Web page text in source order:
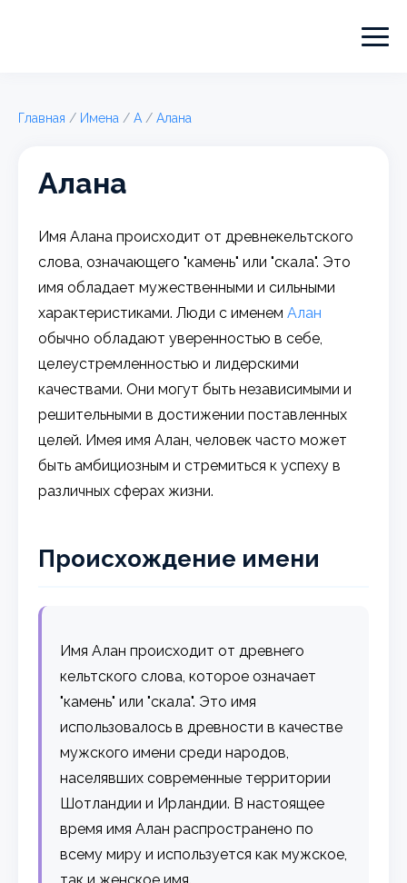
Главная / Имена / А / Алана
Алана
Имя Алана происходит от древнекельтского
слова, означающего "камень" или "скала". Это
имя обладает мужественными и сильными
характеристиками. Люди с именемАлан
обычно обладают уверенностью в себе,
целеустремленностью и лидерскими
качествами. Они могут быть независимыми и
решительными в достижении поставленных
целей. Имея имя Алан, человек часто может
быть амбициозным и стремиться к успеху в
различных сферах жизни.
Происхождение имени
Имя Алан происходит от древнего
кельтского слова, которое означает
"камень" или "скала". Это имя
использовалось в древности в качестве
мужского имени среди народов,
населявших современные территории
Шотландии и Ирландии. В настоящее
время имя Алан распространено по
всему миру и используется как мужское,